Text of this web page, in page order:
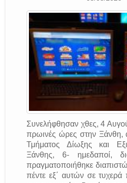
Συνελήφθησαν χθες, 4
πρωινές ώρες στην Ξάνθη,
Τμήματος Δίωξης και
Ξάνθης, 6- ημεδαποί,
πραγματοποιήθηκε
πέντε εξ΄ αυτών σε τυχερά